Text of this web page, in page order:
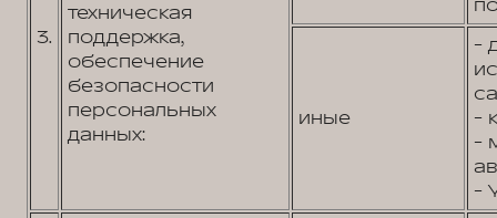
3.
техническая
поддержка,
обеспечение
безопасности
персональных
данных:
иные
-
-
-
-